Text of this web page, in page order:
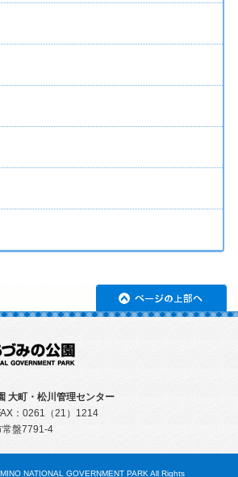
大町・松川管理センター
：0261（21）1214
常盤7791-4
NATIONAL GOVERNMENT PARK All Rights